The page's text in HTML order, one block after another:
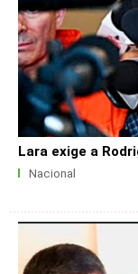
Lara exige a
Nacional